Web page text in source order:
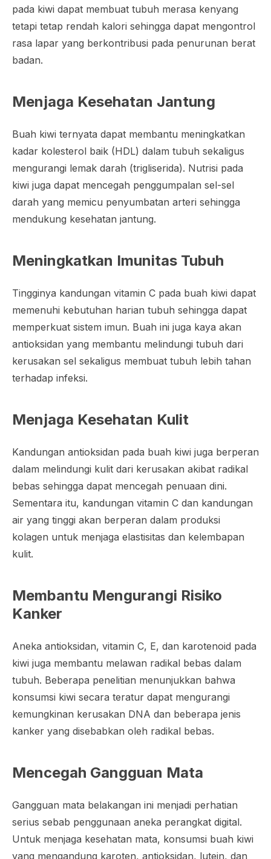
pada kiwi dapat membuat tubuh merasa kenyang
tetapi tetap rendah kalori sehingga dapat mengontrol
rasa lapar yang berkontribusi pada penurunan berat
badan.
Menjaga Kesehatan Jantung
Buah kiwi ternyata dapat membantu meningkatkan
kadar kolesterol baik (HDL) dalam tubuh sekaligus
mengurangi lemak darah (trigliserida). Nutrisi pada
kiwi juga dapat mencegah penggumpalan sel-sel
darah yang memicu penyumbatan arteri sehingga
mendukung kesehatan jantung.
Meningkatkan Imunitas Tubuh
Tingginya kandungan vitamin C pada buah kiwi dapat
memenuhi kebutuhan harian tubuh sehingga dapat
memperkuat sistem imun. Buah ini juga kaya akan
antioksidan yang membantu melindungi tubuh dari
kerusakan sel sekaligus membuat tubuh lebih tahan
terhadap infeksi.
Menjaga Kesehatan Kulit
Kandungan antioksidan pada buah kiwi juga berperan
dalam melindungi kulit dari kerusakan akibat radikal
bebas sehingga dapat mencegah penuaan dini.
Sementara itu, kandungan vitamin C dan kandungan
air yang tinggi akan berperan dalam produksi
kolagen untuk menjaga elastisitas dan kelembapan
kulit.
Membantu Mengurangi Risiko
Kanker
Aneka antioksidan, vitamin C, E, dan karotenoid pada
kiwi juga membantu melawan radikal bebas dalam
tubuh. Beberapa penelitian menunjukkan bahwa
konsumsi kiwi secara teratur dapat mengurangi
kemungkinan kerusakan DNA dan beberapa jenis
kanker yang disebabkan oleh radikal bebas.
Mencegah Gangguan Mata
Gangguan mata belakangan ini menjadi perhatian
serius sebab penggunaan aneka perangkat digital.
Untuk menjaga kesehatan mata, konsumsi buah kiwi
yang mengandung karoten, antioksidan, lutein, dan